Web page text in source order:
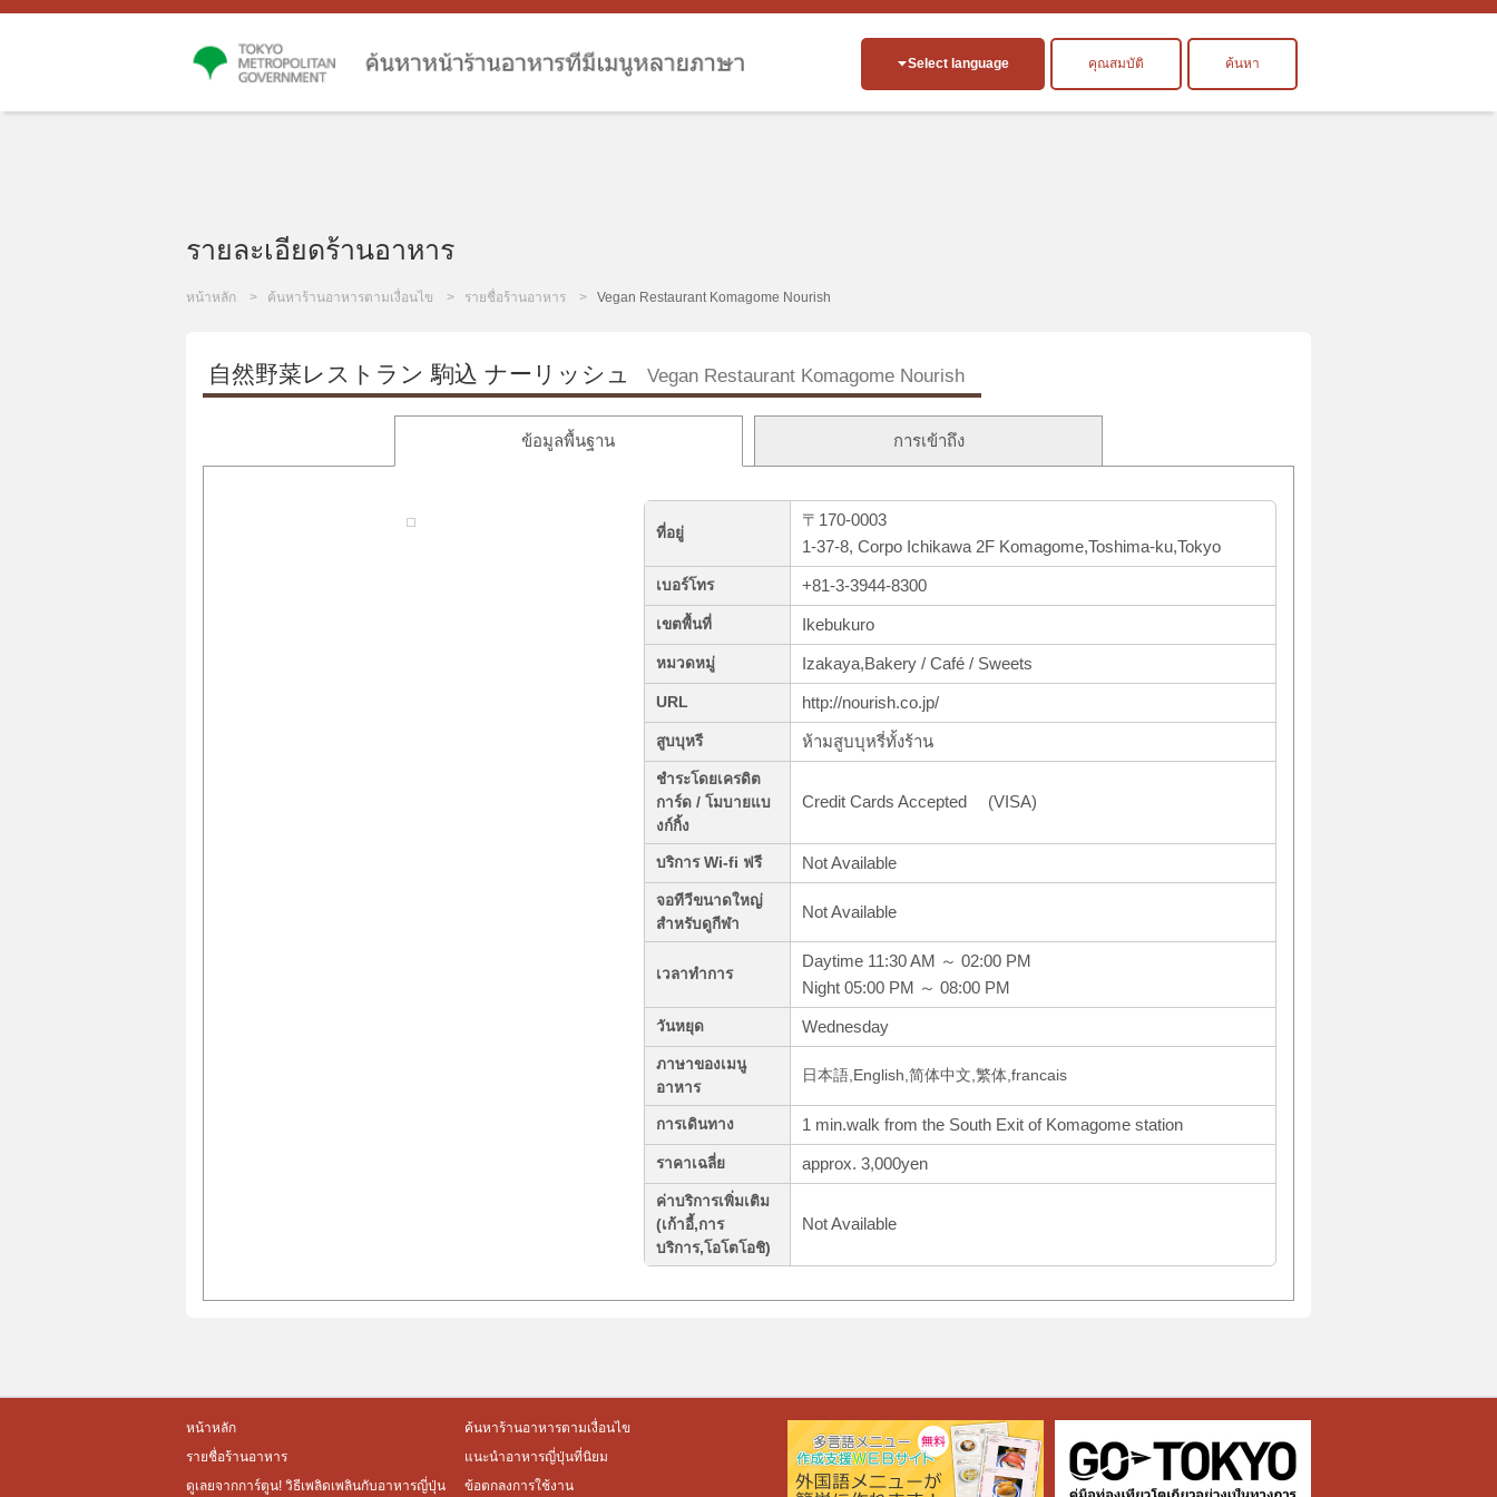
Select language คุณสมบัติ ค้นหา
รายละเอียดร้านอาหาร
หน้าหลัก ค้นหาร้านอาหารตามเงื่อนไข รายชื่อร้านอาหาร Vegan Restaurant Komagome Nourish
自然野菜レストラン 駒込 ナーリッシュ Vegan Restaurant Komagome Nourish
ข้อมูลพื้นฐาน การเข้าถึง
ที่อยู่
〒170-0003
1-37-8, Corpo Ichikawa 2F Komagome,Toshima-ku,Tokyo
เบอร์โทร +81-3-3944-8300
เขตพื้นที่ Ikebukuro
หมวดหมู่ Izakaya,Bakery / Café / Sweets
URL http://nourish.co.jp/
สูบบุหรี ห้ามสูบบุหรี่ทั้งร้าน
ชำระโดยเครดิต
การ์ด / โมบายแบ
งก์กิ้ง
Credit Cards Accepted (VISA)
บริการ Wi-fi ฟรี Not Available
จอทีวีขนาดใหญ่
สำหรับดูกีฬา
Not Available
เวลาทำการ
Daytime 11:30 AM ～ 02:00 PM
Night 05:00 PM ～ 08:00 PM
วันหยุด Wednesday
ภาษาของเมนู
อาหาร
日本語,English,简体中文,繁体,francais
การเดินทาง 1 min.walk from the South Exit of Komagome station
ราคาเฉลี่ย approx. 3,000yen
ค่าบริการเพิ่มเติม
(เก้าอี้,การ
บริการ,โอโตโอชิ)
Not Available
หน้าหลัก
ค้นหาร้านอาหารตามเงื่อนไข
รายชื่อร้านอาหาร
แนะนำอาหารญี่ปุ่นที่นิยม
ดูเลยจากการ์ตูน! วิธีเพลิดเพลินกับอาหารญี่ปุ่น
ข้อตกลงการใช้งาน